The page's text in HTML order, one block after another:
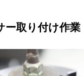
ー取り付け作業